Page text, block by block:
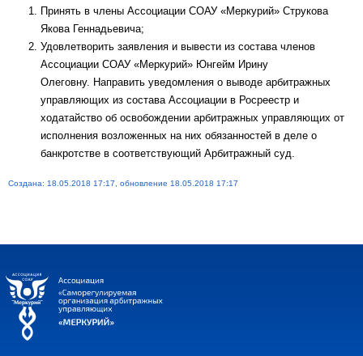
Принять в члены Ассоциации СОАУ «Меркурий» Струкова
Якова Геннадьевича;
Удовлетворить заявления и вывести из состава членов
Ассоциации СОАУ «Меркурий» Юнгейм Ирину
Олеговну. Направить уведомления о выводе арбитражных
управляющих из состава Ассоциации в Росреестр и
ходатайство об освобождении арбитражных управляющих от
исполнения возложенных на них обязанностей в деле о
банкротстве в соответствующий Арбитражный суд.
Создана: 18.05.2018 17:17, обновление 18.05.2018 17:17